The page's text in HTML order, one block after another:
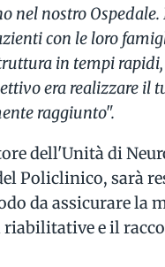
nel nostro
con le loro
in tempi
era realizzare il
raggiunto".
dell'Unità di
Policlinico, sarà
da assicurare la
e il